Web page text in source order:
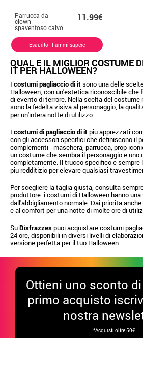
Parrucca da
clown
spaventoso calvo
11.99€
Esaurito - Fammi sapere
QUAL E IL MIGLIOR COSTUME
IT PER HALLOWEEN?
I costumi pagliaccio di itsono una delle
Halloween, con un'estetica riconoscibile che
di evento di terrore. Nella scelta del
sono la fedelta visiva al personaggio, la
per un'intera notte di utilizzo.
I costumi di pagliaccio di itpiu apprezzati
con gli accessori specifici che definiscono il
complementi - maschera, parrucca, prop
un costume che sembra il personaggio e uno
completamente. Il trucco specifico e
piu redditizio per elevare qualsiasi
Per scegliere la taglia giusta, consulta
produttore: i costumi di Halloween hanno
dall'abbigliamento normale. Dai priorita
e al comfort per una notte di molte ore di
SuDisfrazzespuoi acquistare costumi
24 ore, disponibili in diversi livelli di
versione perfetta per il tuo Halloween.
Ottieni uno sconto
primo acquisto
nostra
*Acquisti oltre 50€